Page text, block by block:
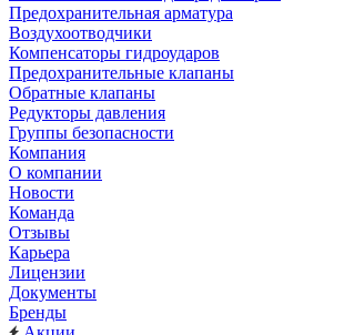
Предохранительная арматура
Воздухоотводчики
Компенсаторы гидроударов
Предохранительные клапаны
Обратные клапаны
Редукторы давления
Группы безопасности
Компания
О компании
Новости
Команда
Отзывы
Карьера
Лицензии
Документы
Бренды